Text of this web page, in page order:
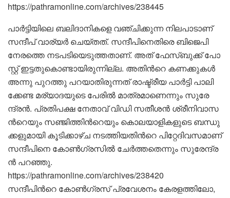
https://pathramonline.com/archives/238445
പാ​ർ​ട്ടി​യി​ലെ ബ​ലി​ദാ​നി​ക​ളെ വ​ഞ്ചി​ക്കു​ന്ന നി​ല​പാ​ടാ​ണ്
സ​ന്ദീ​പ് വാ​ര്യ​ർ ചെ​യ്ത​ത്. സ​ന്ദീ​പി​നെ​തി​രെ ബി​ജെ​പി
നേ​ര​ത്തെ ന​ട​പ​ടി​യെ​ടു​ത്ത​താ​ണ്. അ​ത് ഫേ​സ്ബു​ക്ക് പോ​
സ്റ്റ് ഇ​ട്ട​തു​കൊ​ണ്ടാ​യി​രു​ന്നി​ല്ല. അ​തി​ൻറെ ക​ണ​ക്കു​ക​ൾ
അ​ന്നു പു​റ​ത്തു പ​റ​യാ​തി​രു​ന്ന​ത് രാ​ഷ്ട്രീ​യ പാ​ർ​ട്ടി പാ​ലി​
ക്കേ​ണ്ട മ​ര്യാ​ദ​യു​ടെ പേ​രി​ൽ മാ​ത്ര​മാ​ണെ​ന്നും സു​രേ​
ന്ദ്ര​ൻ. പ്ര​തി​പ​ക്ഷ നേ​താ​വ് വിഡി സ​തീ​ശ​ൻ ശ്രീ​നി​വാ​സ​
ൻറെ​യും സ​ഞ്ജി​ത്തി​ൻറെ​യും കൊ​ല​യാ​ളി​ക​ളു​ടെ ബ​ന്ധു​
ക്ക​ളു​മാ​യി കൂ​ടി​ക്കാ​ഴ്‌​ച ന​ട​ത്തി​യ​തി​ൻറെ പി​റ്റേ​ദി​വ​സ​മാ​ണ്
സ​ന്ദീ​പി​നെ കോ​ൺ​ഗ്ര​സി​ൽ ചേ​ർ​ത്ത​തെ​ന്നും സു​രേ​ന്ദ്ര​
ൻ പ​റ​ഞ്ഞു.
https://pathramonline.com/archives/238420
സ​ന്ദീ​പി​ൻറെ കോ​ൺ​ഗ്ര​സ് പ്ര​വേ​ശ​നം കേ​ര​ള​ത്തി​ലോ,